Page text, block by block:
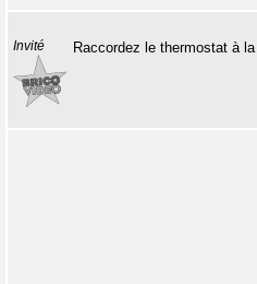
Invité Raccordez le thermostat à